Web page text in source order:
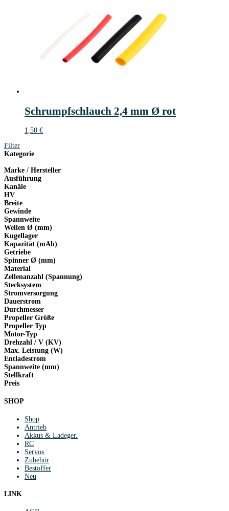
Schrumpfschlauch 2,4 mm Ø rot
1,50 €
Filter
Kategorie
Marke / Hersteller
Ausführung
Kanäle
HV
Breite
Gewinde
Spannweite
Wellen Ø (mm)
Kugellager
Kapazität (mAh)
Getriebe
Spinner Ø (mm)
Material
Zellenanzahl (Spannung)
Stecksystem
Stromversorgung
Dauerstrom
Durchmesser
Propeller Größe
Propeller Typ
Motor-Typ
Drehzahl / V (KV)
Max. Leistung (W)
Entladestrom
Spannweite (mm)
Stellkraft
Preis
SHOP
Shop
Antrieb
Akkus & Ladeger.
RC
Servos
Zubehör
Bestoffer
Neu
LINK